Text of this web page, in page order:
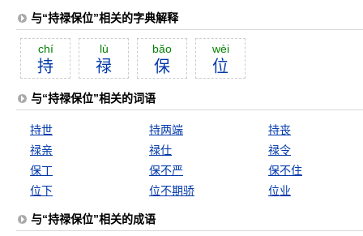
与“持禄保位”相关的字典解释
chí
持
lù
禄
băo
保
wèi
位
与“持禄保位”相关的词语
持世 持两端
持丧
禄亲
禄仕
禄令
保丁
保不严
保不住
位下
位不期骄 位业
与“持禄保位”相关的成语